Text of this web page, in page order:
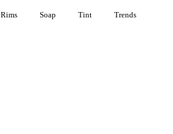
Rims Soap Tint Trends